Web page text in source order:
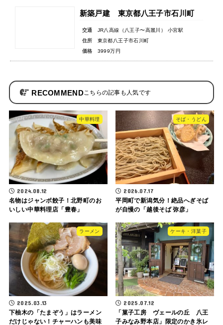
新築戸建 東京都八王子市石川町
交通
JR八高線（八王子〜高麗川） 小宮駅
住所
東京都八王子市石川町
価格
3999万円
RECOMMEND
中華料理
2024.08.12
名物はジャンボ餃子！北野町のお
いしい中華料理店「豊春」
そば・うどん
2026.07.17
平岡町で新潟気分！絶品へぎそば
が自慢の「越後そば 弥彦」
ラーメン
2025.03.13
下柚木の「たまぞう」はラーメン
だけじゃない！チャーハンも美味
ケーキ・洋菓子
2025.07.12
「菓子工房 ヴェールの丘 八王
子みなみ野本店」限定のかき氷レ